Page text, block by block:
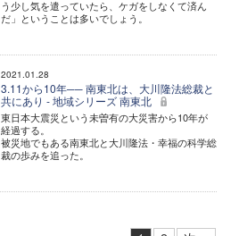
う少し気を遣っていたら、ケガをしなくて済ん
だ」ということは多いでしょう。
2021.01.28
3.11から10年── 南東北は、大川隆法総裁と
共にあり - 地域シリーズ 南東北
東日本大震災という未曽有の大災害から10年が
経過する。
被災地でもある南東北と大川隆法・幸福の科学総
裁の歩みを追った。